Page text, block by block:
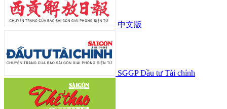
中文版
SGGP Đầu tư Tài chính